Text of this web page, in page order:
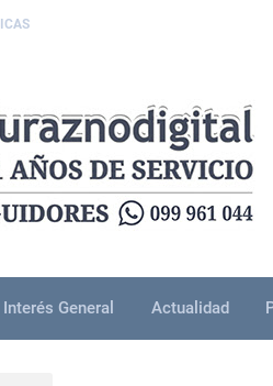
Interés General Actualidad